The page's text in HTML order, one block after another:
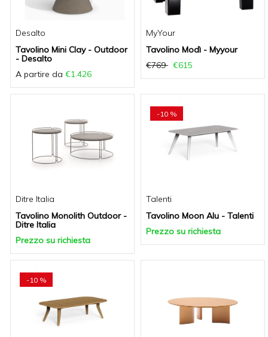
Desalto
Tavolino Mini Clay - Outdoor
- Desalto
A partire da €1.426
MyYour
Tavolino Modì - Myyour
€769
€615
Ditre Italia
Tavolino Monolith Outdoor -
Ditre Italia
Prezzo su richiesta
-10 %
Talenti
Tavolino Moon Alu - Talenti
Prezzo su richiesta
-10 %